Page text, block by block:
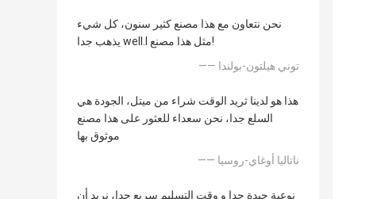
نحن نتعاون مع هذا مصنع كثير سنون، كل شيء
يذهب جدا well.l مثل هذا مصنع!
—— توني هيلتون-بولندا
هذا هو لدينا ثريد الوقت شراء من ميتل، الجودة هي
السلع جدا، نحن سعداء للعثور على هذا مصنع
موثوق بها
—— ناتاليا أوغاي-روسيا
نوعية جيدة جدا و وقت التسليم سريع جدا، نريد أن